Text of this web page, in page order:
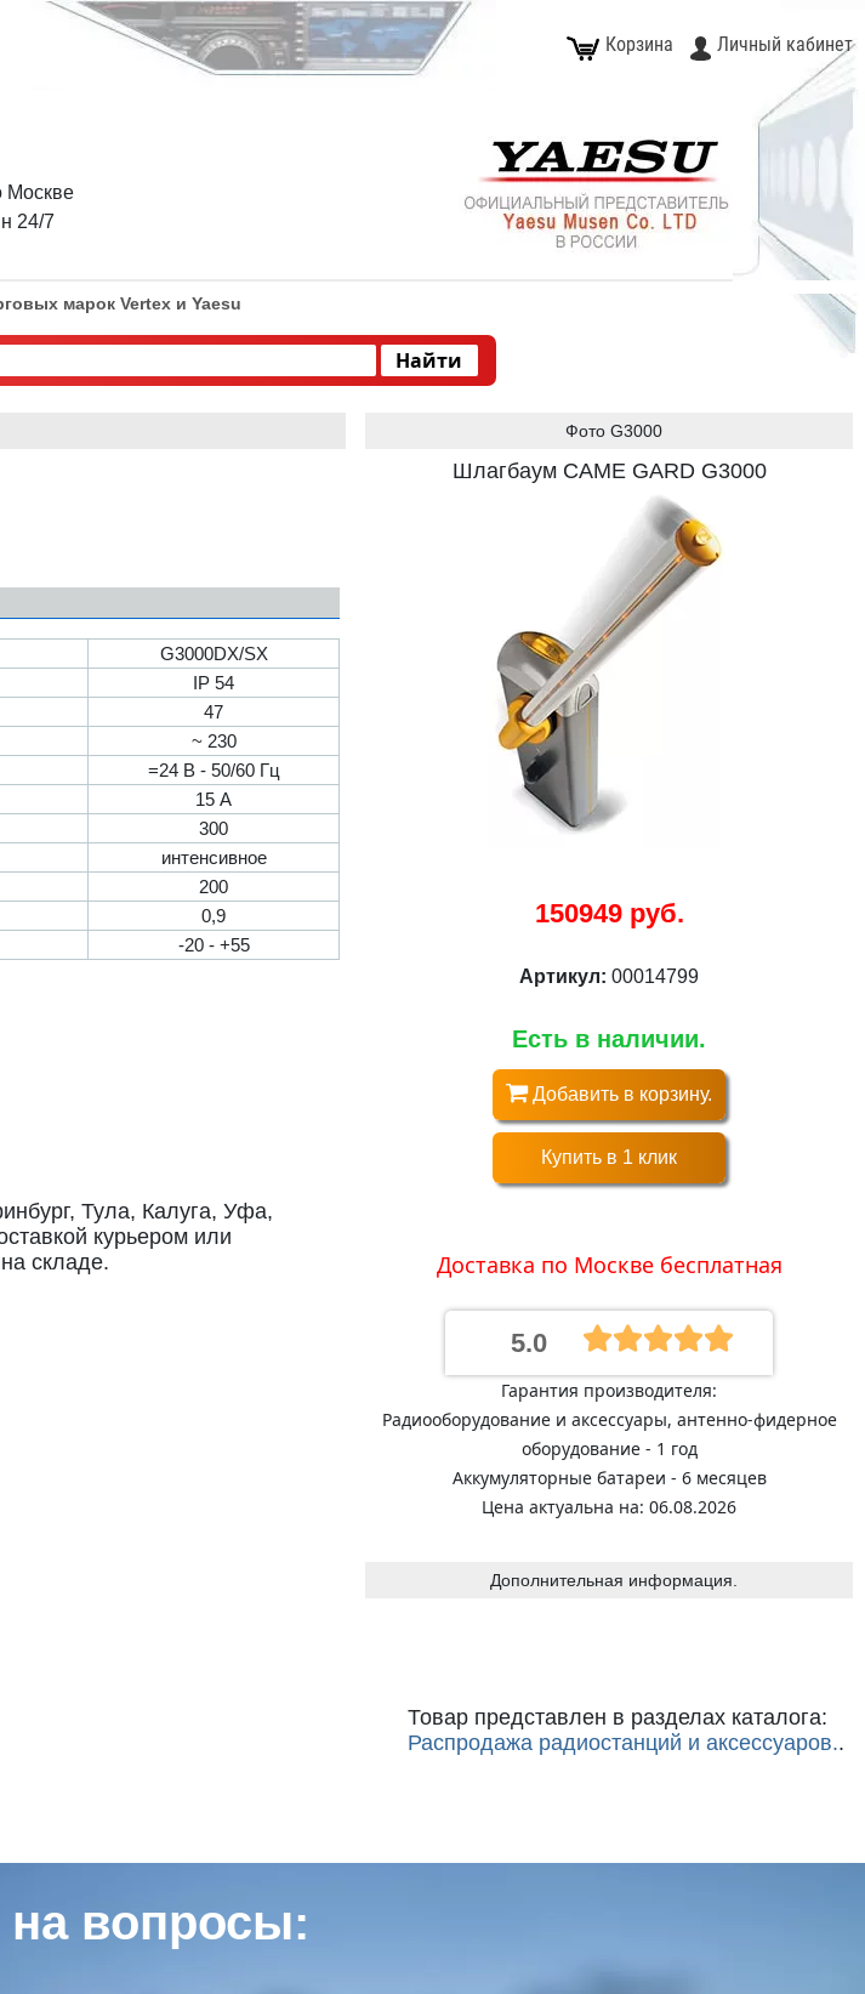
Корзина Личный кабинет
Москве
24/7
марок Vertex и Yaesu
G3000DX/SX
IP 54
47
~ 230
=24 В - 50/60 Гц
15 А
300
интенсивное
200
0,9
-20 - +55
Тула, Калуга, Уфа,
курьером или
складе.
Фото G3000
Шлагбаум CAME GARD G3000
150949 руб.
Артикул: 00014799
Есть в наличии.
Добавить в корзину.
Купить в 1 клик
Доставка по Москве бесплатная
5.0
Гарантия производителя:
Радиооборудование и аксессуары, антенно-фидерное
оборудование - 1 год
Аккумуляторные батареи - 6 месяцев
Цена актуальна на: 06.08.2026
Дополнительная информация.
Товар представлен в разделах каталога:
Распродажа радиостанций и аксессуаров..
вопросы: